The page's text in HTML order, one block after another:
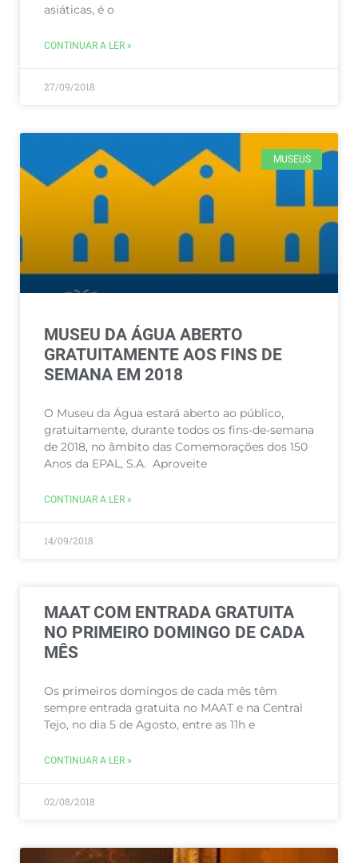
asiáticas, é o
CONTINUAR A LER »
27/09/2018
MUSEUS
MUSEU DA ÁGUA ABERTO
GRATUITAMENTE AOS FINS DE
SEMANA EM 2018
O Museu da Água estará aberto ao público,
gratuitamente, durante todos os fins-de-semana
de 2018, no âmbito das Comemorações dos 150
Anos da EPAL, S.A. Aproveite
CONTINUAR A LER »
14/09/2018
MAAT COM ENTRADA GRATUITA
NO PRIMEIRO DOMINGO DE CADA
MÊS
Os primeiros domingos de cada mês têm
sempre entrada gratuita no MAAT e na Central
Tejo, no dia 5 de Agosto, entre as 11h e
CONTINUAR A LER »
02/08/2018